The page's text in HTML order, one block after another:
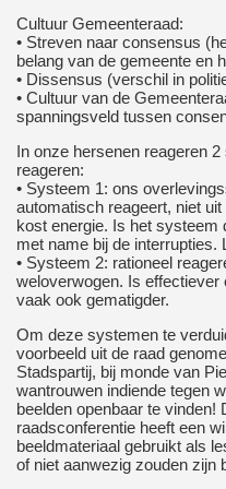
Cultuur Gemeenteraad:
• Streven naar consensus
belang van de gemeente en
• Dissensus (verschil in
• Cultuur van de
spanningsveld tussen
In onze hersenen reageren
reageren:
• Systeem 1: ons
automatisch reageert, niet
kost energie. Is het systeem
met name bij de interrupties.
• Systeem 2: rationeel
weloverwogen. Is effectiever
vaak ook gematigder.
Om deze systemen te
voorbeeld uit de raad
Stadspartij, bij monde van
wantrouwen indiende tegen
beelden openbaar te vinden!
raadsconferentie heeft een
beeldmateriaal gebruikt als
of niet aanwezig zouden zijn